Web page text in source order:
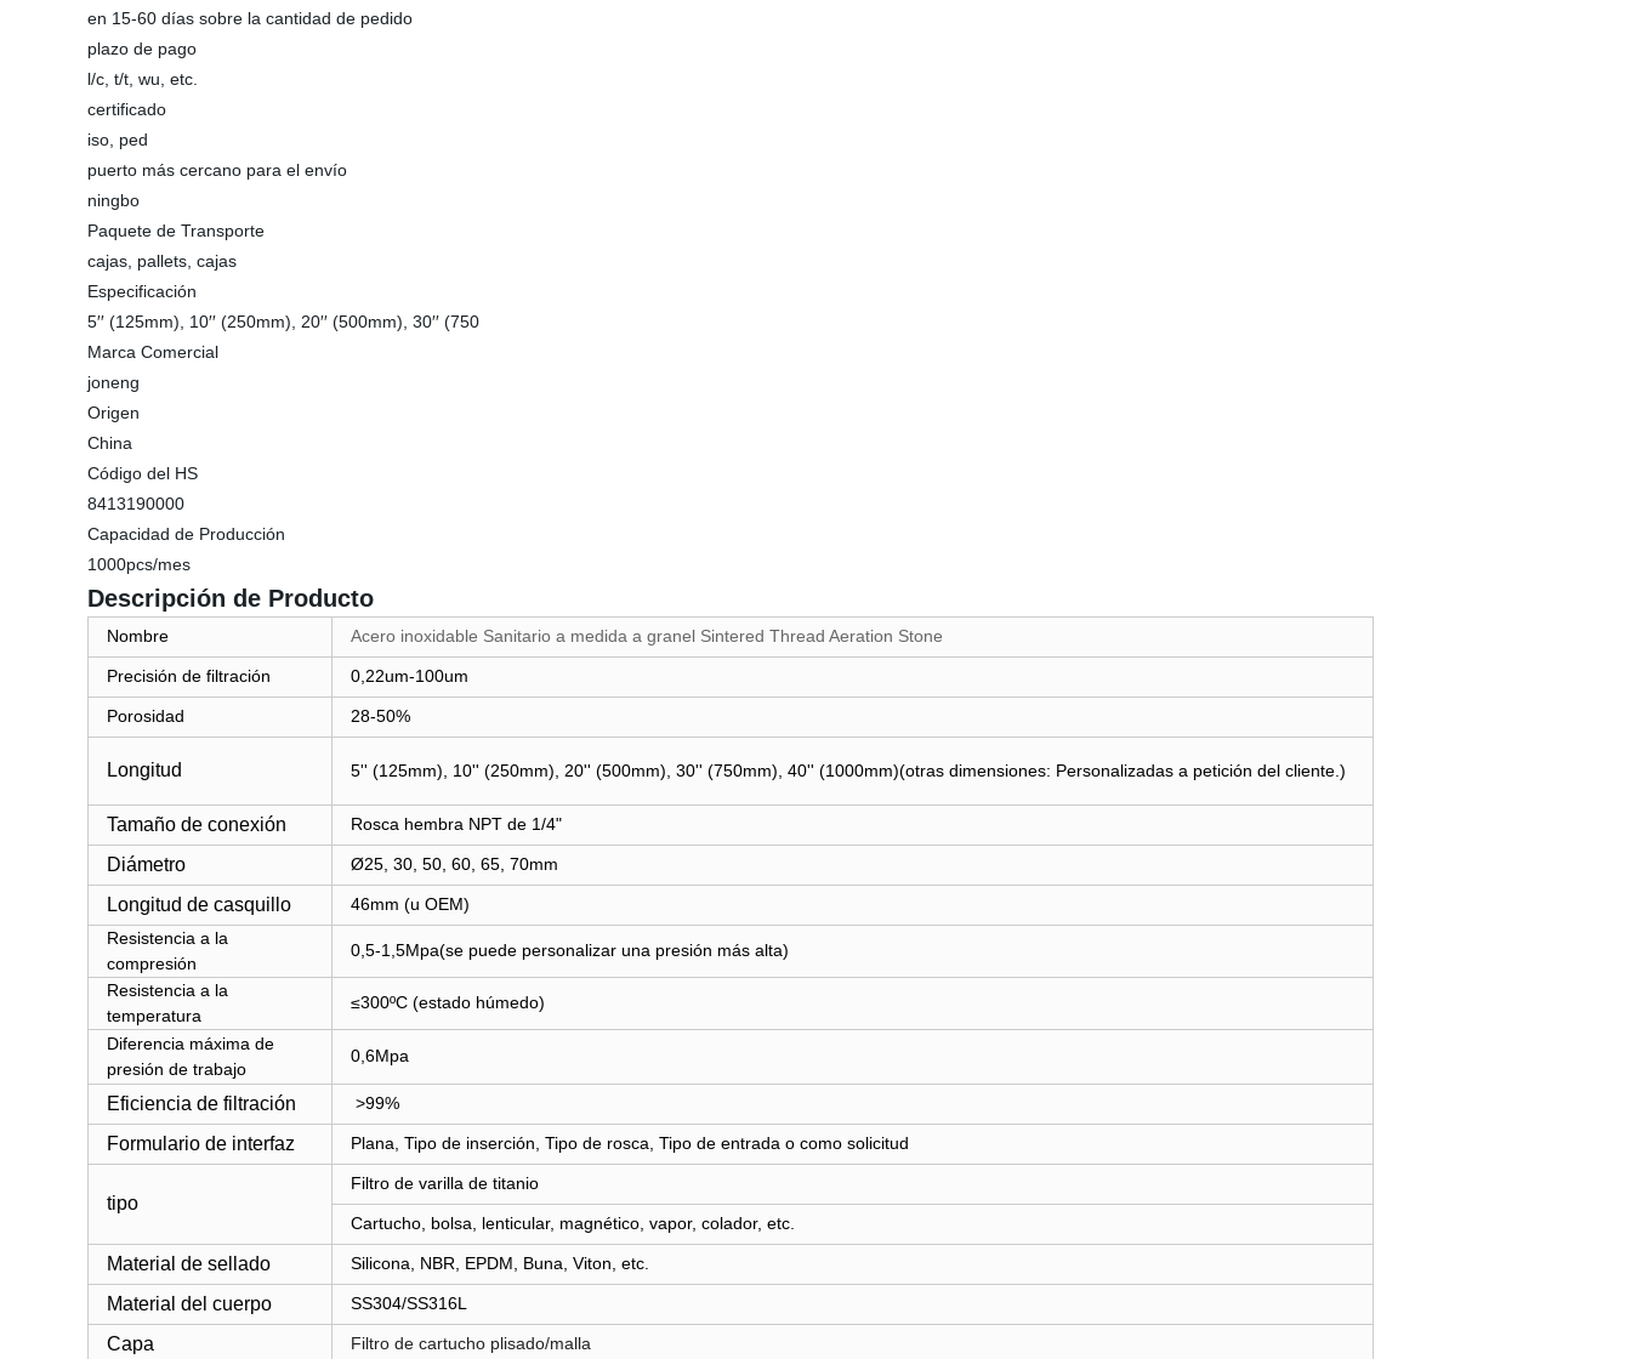
en 15-60 días sobre la cantidad de pedido
plazo de pago
l/c, t/t, wu, etc.
certificado
iso, ped
puerto más cercano para el envío
ningbo
Paquete de Transporte
cajas, pallets, cajas
Especificación
5′′ (125mm), 10′′ (250mm), 20′′ (500mm), 30′′ (750
Marca Comercial
joneng
Origen
China
Código del HS
8413190000
Capacidad de Producción
1000pcs/mes
Descripción de Producto
Nombre Acero inoxidable Sanitario a medida a granel Sintered Thread Aeration Stone
Precisión de filtración 0,22um-100um
Porosidad 28-50%
Longitud 5'' (125mm), 10'' (250mm), 20'' (500mm), 30'' (750mm), 40'' (1000mm)(otras dimensiones: Personalizadas a petición del cliente.)
Tamaño de conexión Rosca hembra NPT de 1/4"
Diámetro Ø25, 30, 50, 60, 65, 70mm
Longitud de casquillo
46mm (u OEM)
Resistencia a la
compresión
0,5-1,5Mpa(se puede personalizar una presión más alta)
Resistencia a la
temperatura
≤300ºC (estado húmedo)
Diferencia máxima de
presión de trabajo
0,6Mpa
Eficiencia de filtración >99%
Formulario de interfaz Plana, Tipo de inserción, Tipo de rosca, Tipo de entrada o como solicitud
tipo
Filtro de varilla de titanio
Cartucho, bolsa, lenticular, magnético, vapor, colador, etc.
Material de sellado Silicona, NBR, EPDM, Buna, Viton, etc.
Material del cuerpo SS304/SS316L
Capa Filtro de cartucho plisado/malla